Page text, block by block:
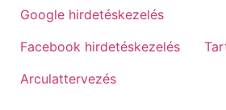
Google hirdetéskezelés
Facebook hirdetéskezelés
Arculattervezés